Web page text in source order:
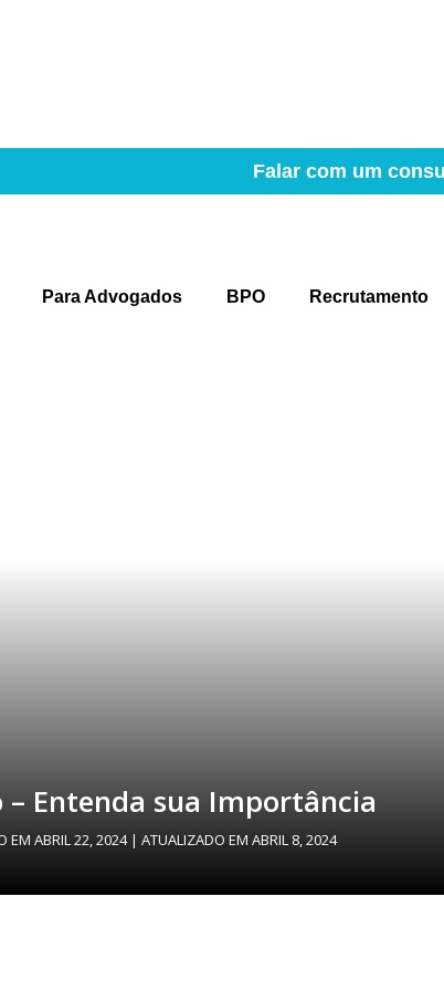
Falar com um
Para Advogados BPO Recrutamento
– Entenda sua Importância
EM ABRIL 22, 2024| ATUALIZADO EM ABRIL 8, 2024